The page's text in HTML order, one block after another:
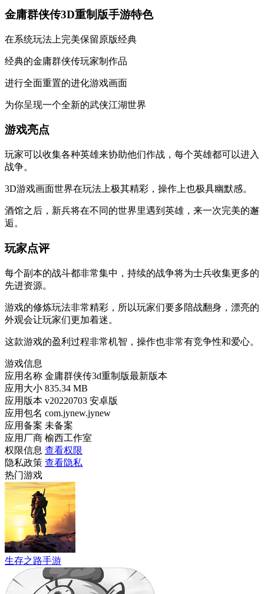
金庸群侠传3D重制版手游特色
在系统玩法上完美保留原版经典
经典的金庸群侠传玩家制作品
进行全面重置的进化游戏画面
为你呈现一个全新的武侠江湖世界
游戏亮点
玩家可以收集各种英雄来协助他们作战，每个英雄都可以进入
战争。
3D游戏画面世界在玩法上极其精彩，操作上也极具幽默感。
酒馆之后，新兵将在不同的世界里遇到英雄，来一次完美的邂
逅。
玩家点评
每个副本的战斗都非常集中，持续的战争将为士兵收集更多的
先进资源。
游戏的修炼玩法非常精彩，所以玩家们要多陪战翻身，漂亮的
外观会让玩家们更加着迷。
这款游戏的盈利过程非常机智，操作也非常有竞争性和爱心。
游戏信息
应用名称 金庸群侠传3d重制版最新版本
应用大小 835.34 MB
应用版本 v20220703 安卓版
应用包名 com.jynew.jynew
应用备案 未备案
应用厂商 榆西工作室
权限信息 查看权限
隐私政策 查看隐私
热门游戏
生存之路手游